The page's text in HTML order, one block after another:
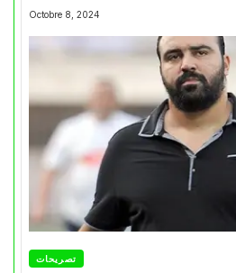
Octobre 8, 2024
تصريحات